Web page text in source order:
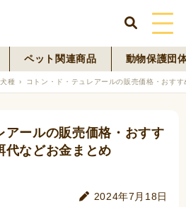
HOME
News
ペット関連商品 動物保護団
犬種 コトン・ド・テュレアールの販売価格・おす
アールの販売価格・おすす
代などお金まとめ
2024年7月18日